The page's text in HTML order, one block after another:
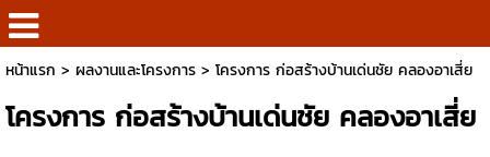
หน้าแรก > ผลงานและโครงการ> โครงการ ก่อสร้างบ้านเด่นชัย คลองอาเสี่ย
โครงการ ก่อสร้างบ้านเด่นชัย คลองอาเสี่ย